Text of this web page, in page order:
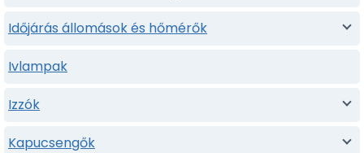
Időjárás állomások és hőmérők
Ivlampak
Izzók
Kapucsengők